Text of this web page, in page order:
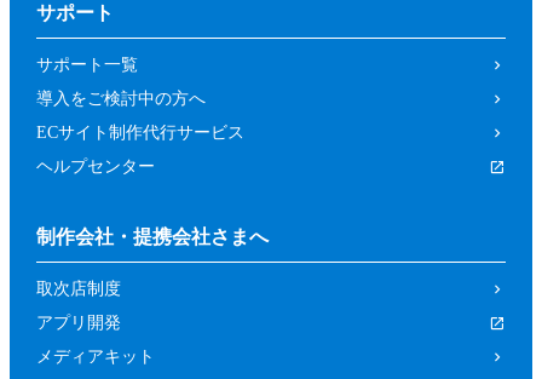
サポート
サポート一覧
導入をご検討中の方へ
ECサイト制作代行サービス
ヘルプセンター
制作会社・提携会社さまへ
取次店制度
アプリ開発
メディアキット